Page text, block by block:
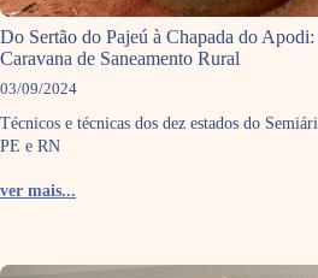
Do Sertão do Pajeú à Chapada do
Caravana de Saneamento Rural
03/09/2024
Técnicos e técnicas dos dez estados do
PE e RN
ver mais...